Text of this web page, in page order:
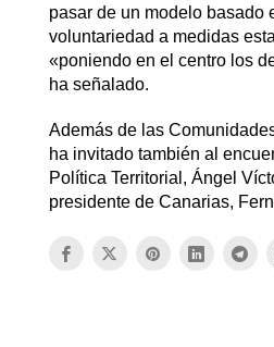
pasar de un modelo basado
voluntariedad a medidas
«poniendo en el centro los
ha señalado.
Además de las
ha invitado también al
Política Territorial, Ángel
presidente de Canarias,